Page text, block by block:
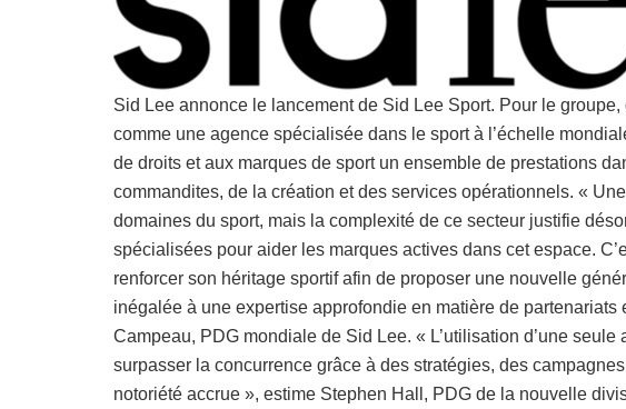
Sid Lee annonce le lancement de Sid Lee Sport. Pour le
comme une agence spécialisée dans le sport à l’échelle
de droits et aux marques de sport un ensemble de prestations
commandites, de la création et des services opérationnels. «
domaines du sport, mais la complexité de ce secteur justifie
spécialisées pour aider les marques actives dans cet espace.
renforcer son héritage sportif afin de proposer une nouvelle
inégalée à une expertise approfondie en matière de
Campeau, PDG mondiale de Sid Lee. « L’utilisation d’une seule
surpasser la concurrence grâce à des stratégies, des
notoriété accrue », estime Stephen Hall, PDG de la nouvelle